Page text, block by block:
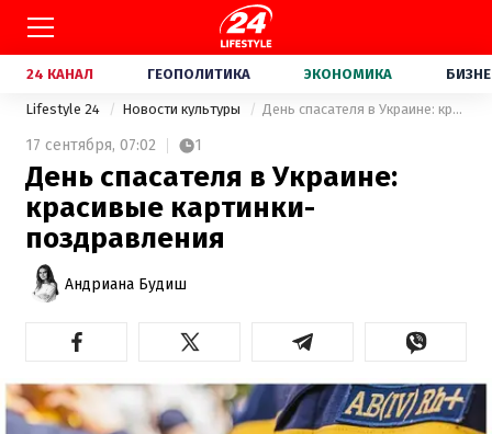
24 КАНАЛ ГЕОПОЛИТИКА ЭКОНОМИКА
Lifestyle 24 Новости культуры День спасателя в Украине: красивые картинки-поздравления
17 сентября, 07:02 1
День спасателя в Украине:
красивые картинки-
поздравления
Андриана Будиш